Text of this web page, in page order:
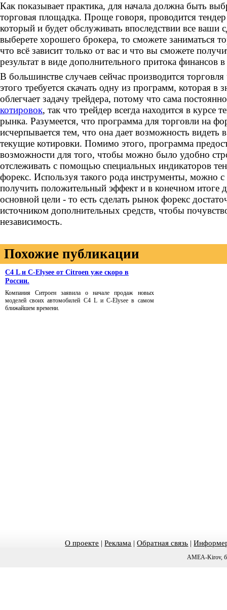
Как показывает практика, для начала должна быть
торговая площадка. Проще говоря, проводится
который и будет обслуживать впоследствии все ваши
выберете хорошего брокера, то сможете заниматься
что всё зависит только от вас и что вы сможете
результат в виде дополнительного притока финансов
В большинстве случаев сейчас производится
этого требуется скачать одну из программ, которая в
облегчает задачу трейдера, потому что сама
котировок, так что трейдер всегда находится в курсе
рынка. Разумеется, что программа для торговли на
исчерпывается тем, что она дает возможность видеть
текущие котировки. Помимо этого, программа
возможности для того, чтобы можно было удобно
отслеживать с помощью специальных индикаторов
форекс. Используя такого рода инструменты, можно
получить положительный эффект и в конечном итоге
основной цели - то есть сделать рынок форекс
источником дополнительных средств, чтобы
независимость.
Похожие публикации
С4 L и С-Elysee от Citroеn уже скоро в
России.
Компания Ситроен заявила о начале продаж новых
моделей своих автомобилей С4 L и С-Elysee в самом
ближайшем времени.
О проекте |Реклама |Обратная связь |
AMEA-Kirov,